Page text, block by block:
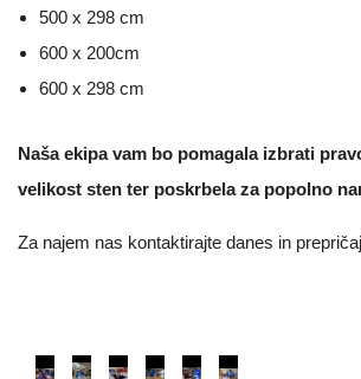
500 x 298 cm
600 x 200cm
600 x 298 cm
Naša ekipa vam bo pomagala izbrati
velikost sten ter poskrbela za popolno
Za najem nas kontaktirajte danes in